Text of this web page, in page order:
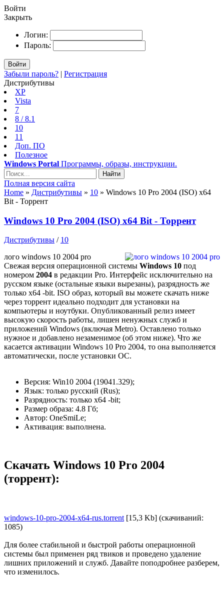
Войти
Закрыть
Логин:
Пароль:
Войти
Забыли пароль? | Регистрация
Дистрибутивы
XP
Vista
7
8 / 8.1
10
11
Доп. ПО
Полезное
Windows Portal Программы, образы, инструкции.
Найти
Полная версия сайта
Home » Дистрибутивы » 10 » Windows 10 Pro 2004 (ISO) x64
Bit - Торрент
Windows 10 Pro 2004 (ISO) x64 Bit - Торрент
Дистрибутивы / 10
лого windows 10 2004 pro
Свежая версия операционной системы Windows 10 под
номером 2004 в редакции Pro. Интерфейс исключительно на
русском языке (остальные языки вырезаны), разрядность же
только x64 -bit. ISO образ, который вы можете скачать ниже
через торрент идеально подходит для установки на
компьютеры и ноутбуки. Опубликованный релиз имеет
высокую скорость работы, лишен ненужных служб и
приложений Windows (включая Metro). Оставлено только
нужное и добавлено незаменимое (об этом ниже). Что же
касается активации Windows 10 Pro 2004, то она выполняется
автоматически, после установки ОС.
Версия: Win10 2004 (19041.329);
Язык: только русский (Rus);
Разрядность: только x64 -bit;
Размер образа: 4.8 Гб;
Автор: OneSmiLe;
Активация: выполнена.
Скачать Windows 10 Pro 2004
(торрент):
windows-10-pro-2004-x64-rus.torrent [15,3 Kb] (cкачиваний:
1085)
Для более стабильной и быстрой работы операционной
системы был применен ряд твиков и проведено удаление
лишних приложений и служб. Давайте поподробнее разберем,
что изменилось.